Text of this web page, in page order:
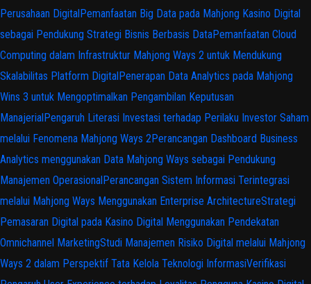
Perusahaan DigitalPemanfaatan Big Data pada Mahjong Kasino Digital
sebagai Pendukung Strategi Bisnis Berbasis DataPemanfaatan Cloud
Computing dalam Infrastruktur Mahjong Ways 2 untuk Mendukung
Skalabilitas Platform DigitalPenerapan Data Analytics pada Mahjong
Wins 3 untuk Mengoptimalkan Pengambilan Keputusan
ManajerialPengaruh Literasi Investasi terhadap Perilaku Investor Saham
melalui Fenomena Mahjong Ways 2Perancangan Dashboard Business
Analytics menggunakan Data Mahjong Ways sebagai Pendukung
Manajemen OperasionalPerancangan Sistem Informasi Terintegrasi
melalui Mahjong Ways Menggunakan Enterprise ArchitectureStrategi
Pemasaran Digital pada Kasino Digital Menggunakan Pendekatan
Omnichannel MarketingStudi Manajemen Risiko Digital melalui Mahjong
Ways 2 dalam Perspektif Tata Kelola Teknologi InformasiVerifikasi